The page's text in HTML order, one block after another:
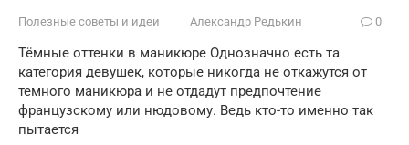
Полезные советы и идеи Александр Редькин 0
Тёмные оттенки в маникюре Однозначно есть та
категория девушек, которые никогда не откажутся от
темного маникюра и не отдадут предпочтение
французскому или нюдовому. Ведь кто-то именно так
пытается